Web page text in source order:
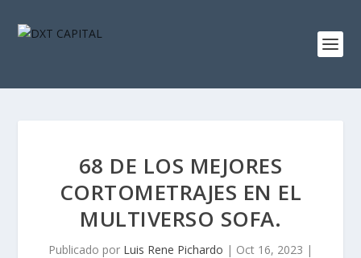
68 DE LOS MEJORES
CORTOMETRAJES EN EL
MULTIVERSO SOFA.
Publicado por Luis Rene Pichardo | Oct 16, 2023 |